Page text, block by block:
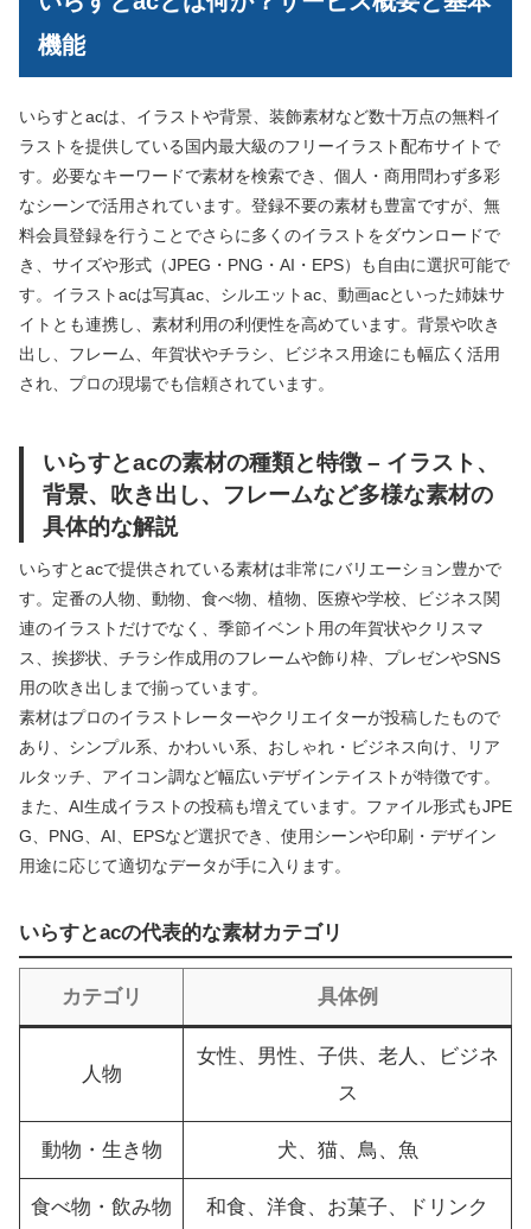
機能
いらすとacは、イラストや背景、装飾素材など数十万点の無料イ
ラストを提供している国内最大級のフリーイラスト配布サイトで
す。必要なキーワードで素材を検索でき、個人・商用問わず多彩
なシーンで活用されています。登録不要の素材も豊富ですが、無
料会員登録を行うことでさらに多くのイラストをダウンロードで
き、サイズや形式（JPEG・PNG・AI・EPS）も自由に選択可能で
す。イラストacは写真ac、シルエットac、動画acといった姉妹サ
イトとも連携し、素材利用の利便性を高めています。背景や吹き
出し、フレーム、年賀状やチラシ、ビジネス用途にも幅広く活用
され、プロの現場でも信頼されています。
いらすとacの素材の種類と特徴 – イラスト、
背景、吹き出し、フレームなど多様な素材の
具体的な解説
いらすとacで提供されている素材は非常にバリエーション豊かで
す。定番の人物、動物、食べ物、植物、医療や学校、ビジネス関
連のイラストだけでなく、季節イベント用の年賀状やクリスマ
ス、挨拶状、チラシ作成用のフレームや飾り枠、プレゼンやSNS
用の吹き出しまで揃っています。
素材はプロのイラストレーターやクリエイターが投稿したもので
あり、シンプル系、かわいい系、おしゃれ・ビジネス向け、リア
ルタッチ、アイコン調など幅広いデザインテイストが特徴です。
また、AI生成イラストの投稿も増えています。ファイル形式もJPE
G、PNG、AI、EPSなど選択でき、使用シーンや印刷・デザイン
用途に応じて適切なデータが手に入ります。
いらすとacの代表的な素材カテゴリ
カテゴリ 具体例
人物
女性、男性、子供、老人、ビジネ
ス
動物・生き物 犬、猫、鳥、魚
食べ物・飲み物 和食、洋食、お菓子、ドリンク